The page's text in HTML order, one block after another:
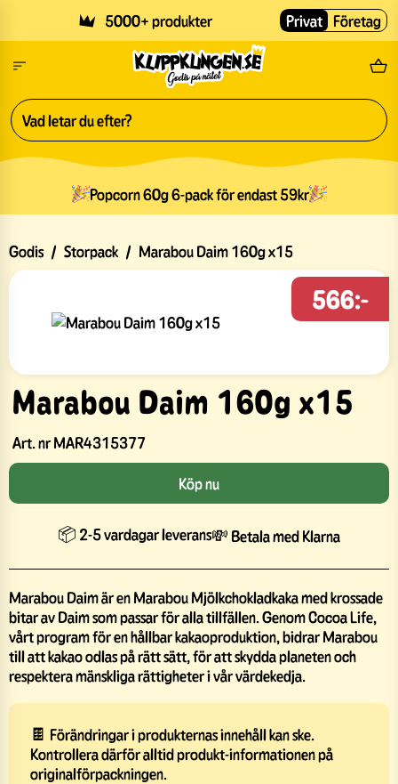
5000+ produkter Fri
Privat Företag
Popcorn 60g 6-pack för endast 59kr
Godis / Storpack / Marabou Daim 160g x15
Marabou Daim 160g x15
Art. nrMAR4315377
566:-
Köp nu
📦 2-5 vardagar leverans💸 Betala med Klarna
Marabou Daim är en Marabou Mjölkchokladkaka med krossade
bitar av Daim som passar för alla tillfällen. Genom Cocoa Life,
vårt program för en hållbar kakaoproduktion, bidrar Marabou
till att kakao odlas på rätt sätt, för att skydda planeten och
respektera mänskliga rättigheter i vår värdekedja.
🍫 Förändringar i produkternas innehåll kan ske.
Kontrollera därför alltid produkt-informationen på
originalförpackningen.